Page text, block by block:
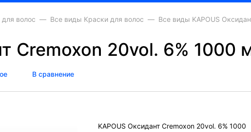
волос Все виды Краски для волос Все виды KAPOUS
Cremoxon 20vol. 6% 1000
В сравнение
KAPOUS Оксидант Cremoxon 20vol. 6% 1000